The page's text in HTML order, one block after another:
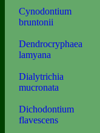
Cynodontium
bruntonii
Dendrocryphaea
lamyana
Dialytrichia
mucronata
Dichodontium
flavescens